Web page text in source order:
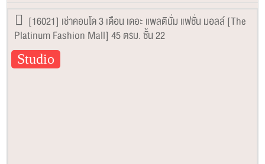
[16021] เช่าคอนโด 3 เดือน เดอะ แพลตินั่ม แฟชั่น มอลล์ [The
Platinum Fashion Mall] 45 ตรม. ชั้น 22
Studio